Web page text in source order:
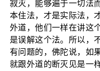
寂灭，能够遍于一切法
本住法，才是实际法，
外道，他们一样在讲这
是误解这个法。所以，
有问题的，佛陀说，如
就跟外道的断灭见是一